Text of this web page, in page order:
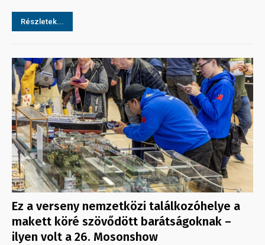
Részletek...
Ez a verseny nemzetközi találkozóhelye a
makett köré szövődött barátságoknak –
ilyen volt a 26. Mosonshow